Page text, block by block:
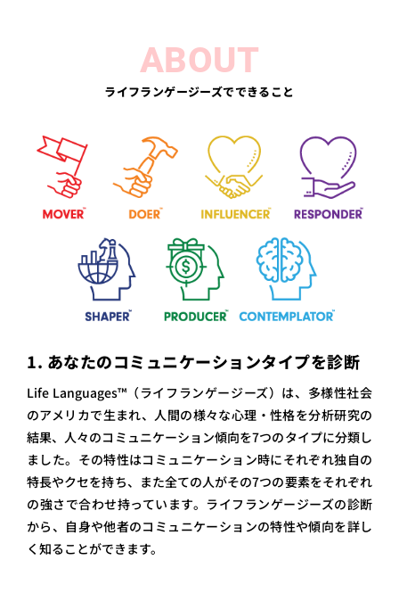
ABOUT
ライフランゲージーズでできること
1. あなたのコミュニケーションタイプを診断
Life Languages™（ライフランゲージーズ）は、多様性社会
のアメリカで生まれ、人間の様々な心理・性格を分析研究の
結果、人々のコミュニケーション傾向を7つのタイプに分類し
ました。その特性はコミュニケーション時にそれぞれ独自の
特長やクセを持ち、また全ての人がその7つの要素をそれぞれ
の強さで合わせ持っています。ライフランゲージーズの診断
から、自身や他者のコミュニケーションの特性や傾向を詳し
く知ることができます。